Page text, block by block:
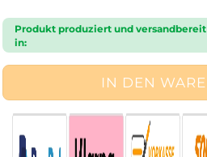
Produkt produziert und versandbereit
in: